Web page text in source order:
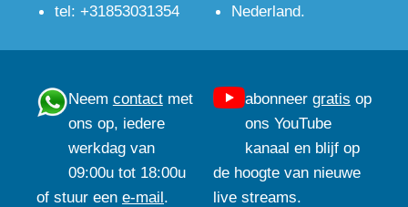
tel: +31853031354
Nederland.
Neem contactmet
ons op, iedere
werkdag van
09:00u tot 18:00u
of stuur een e-mail.
abonneer gratis op
ons YouTube
kanaal en blijf op
de hoogte van nieuwe
live streams.